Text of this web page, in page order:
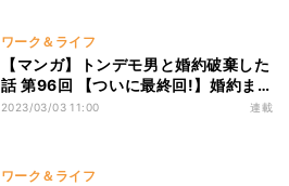
ワーク＆ライフ
【マンガ】トンデモ男と婚約破棄した
話 第96回 【ついに最終回!】婚約ま
でした2人の別れ。最後に交わした言
2023/03/03 11:00 連載
ワーク＆ライフ